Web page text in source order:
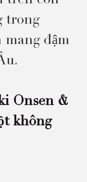
trong
đậm
Onsen &
không